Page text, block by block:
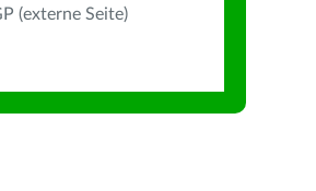
(externe Seite)